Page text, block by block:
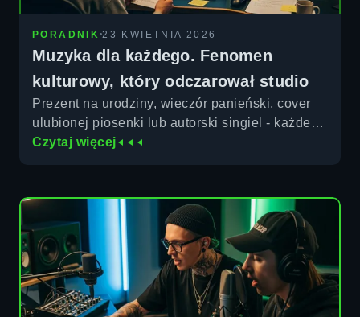
PORADNIK 23 KWIETNIA 2026
Muzyka dla każdego. Fenomen
kulturowy, który odczarował studio
Prezent na urodziny, wieczór panieński, cover
ulubionej piosenki lub autorski singiel - każdego
do studia przyciąga inna motywacja. Jak
nagranie w Warszawie?
Czytaj więcej